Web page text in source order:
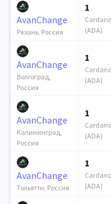
AvanChange
Рязань, Россия
1
Cardano
(ADA)
AvanChange
Волгоград,
Россия
1
Cardano
(ADA)
AvanChange
Калининград,
Россия
1
Cardano
(ADA)
AvanChange
Тольятти, Россия
1
Cardano
(ADA)